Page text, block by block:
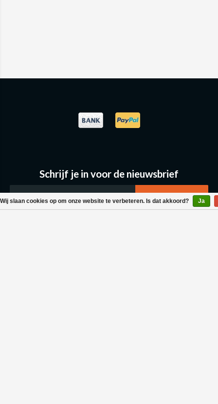
Wij slaan cookies op om onze website te verbeteren. Is dat akkoord? Ja
Schrijf je in voor de nieuwsbrief